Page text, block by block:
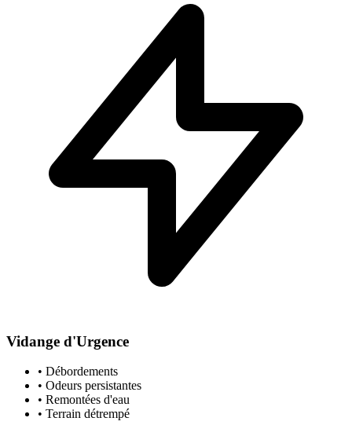
Vidange d'Urgence
• Débordements
• Odeurs persistantes
• Remontées d'eau
• Terrain détrempé